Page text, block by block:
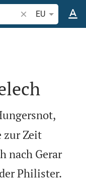
Bibelstelle oder
EU
zur Zeit
nach Gerar
Philister.